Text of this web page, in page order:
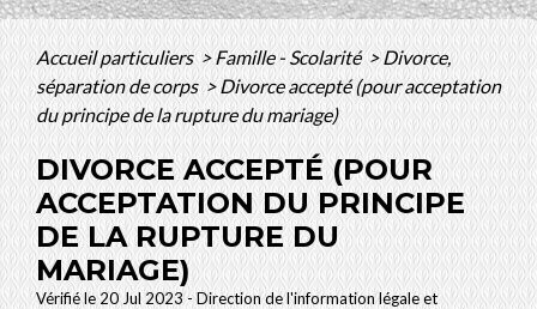
Accueil particuliers >Famille - Scolarité> Divorce,
séparation de corps > Divorce accepté (pour acceptation
du principe de la rupture du mariage)
DIVORCE ACCEPTÉ (POUR
ACCEPTATION DU PRINCIPE
DE LA RUPTURE DU
MARIAGE)
Vérifié le 20 Jul 2023 - Direction de l'information légale et